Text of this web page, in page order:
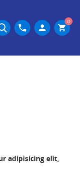
phone person shopping_cart
0
adipisicing elit,